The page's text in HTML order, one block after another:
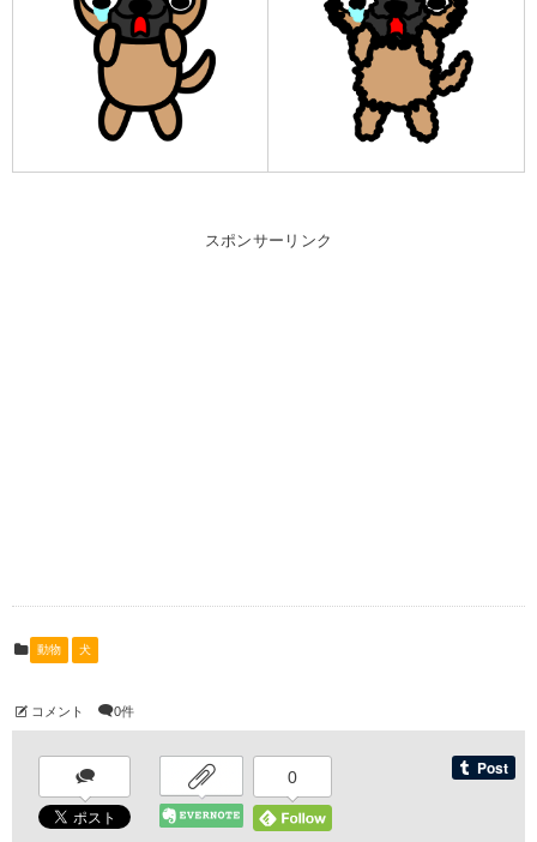
スポンサーリンク
動物 犬
コメント 0件
0